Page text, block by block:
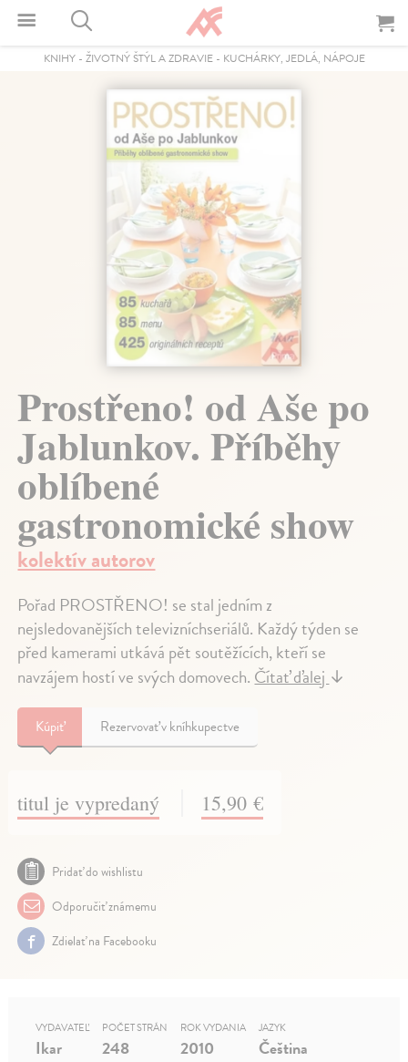
KNIHY- ŽIVOTNÝ ŠTÝL A ZDRAVIE- KUCHÁRKY, JEDLÁ, NÁPOJE
Prostřeno! od Aše po
Jablunkov. Příběhy
oblíbené
gastronomické show
kolektív autorov
Pořad PROSTŘENO! se stal jedním z
nejsledovanějších televizníchseriálů. Každý týden se
před kamerami utkává pět soutěžících, kteří se
navzájem hostí ve svých domovech. Čítať ďalej ↓
Kúpiť Rezervovať v kníhkupectve
titul je vypredaný 15,90 €
Pridať do wishlistu
Odporučiť známemu
Zdielať na Facebooku
VYDAVATEĽ
Ikar
POČET STRÁN
248
ROK VYDANIA
2010
JAZYK
Čeština